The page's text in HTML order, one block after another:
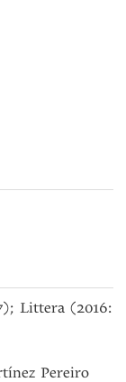
Littera (2016:
Pereiro